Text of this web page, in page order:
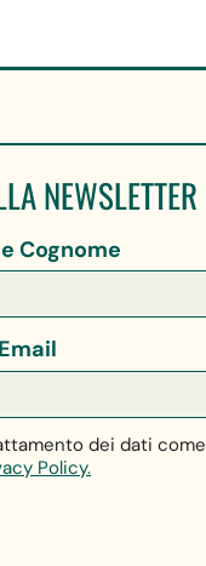
NEWSLETTER
Cognome
Email
dei dati come
Policy.